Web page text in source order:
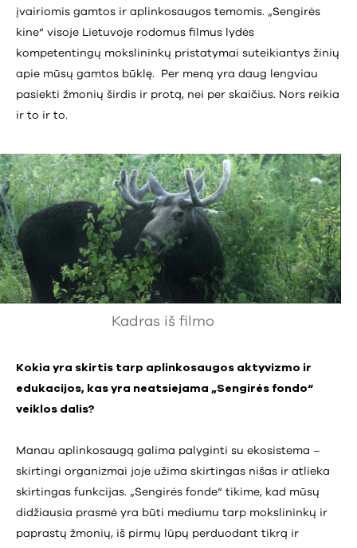
įvairiomis gamtos ir aplinkosaugos temomis. „Sengirės
kine“ visoje Lietuvoje rodomus filmus lydės
kompetentingų mokslininkų pristatymai suteikiantys žinių
apie mūsų gamtos būklę. Per meną yra daug lengviau
pasiekti žmonių širdis ir protą, nei per skaičius. Nors reikia
ir to ir to.
Kadras iš filmo
Kokia yra skirtis tarp aplinkosaugos aktyvizmo ir
edukacijos, kas yra neatsiejama „Sengirės fondo“
veiklos dalis?
Manau aplinkosaugą galima palyginti su ekosistema –
skirtingi organizmai joje užima skirtingas nišas ir atlieka
skirtingas funkcijas. „Sengirės fonde“ tikime, kad mūsų
didžiausia prasmė yra būti mediumu tarp mokslininkų ir
paprastų žmonių, iš pirmų lūpų perduodant tikrą ir